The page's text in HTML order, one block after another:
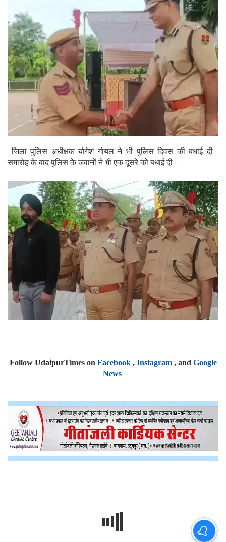
जिला पुलिस अधीक्षक योगेश गोयल ने भी पुलिस दिवस की बधाई दी।
समारोह के बाद पुलिस के जवानों ने भी एक दूसरे को बधाई दी।
Follow UdaipurTimes on Facebook, Instagram, and Google
News